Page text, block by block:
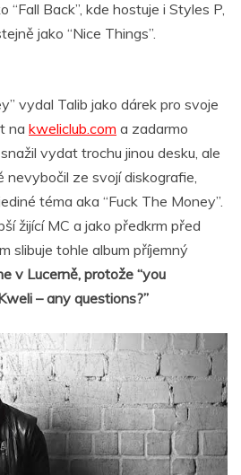
“Fall Back”, kde hostuje i Styles P,
jako “Nice Things”.
vydal Talib jako dárek pro svoje
na kweliclub.com a zadarmo
vydat trochu jinou desku, ale
nevybočil ze svojí diskografie,
téma aka “Fuck The Money”.
žijící MC a jako předkrm před
slibuje tohle album příjemný
v Lucerně, protože “you
– any questions?”